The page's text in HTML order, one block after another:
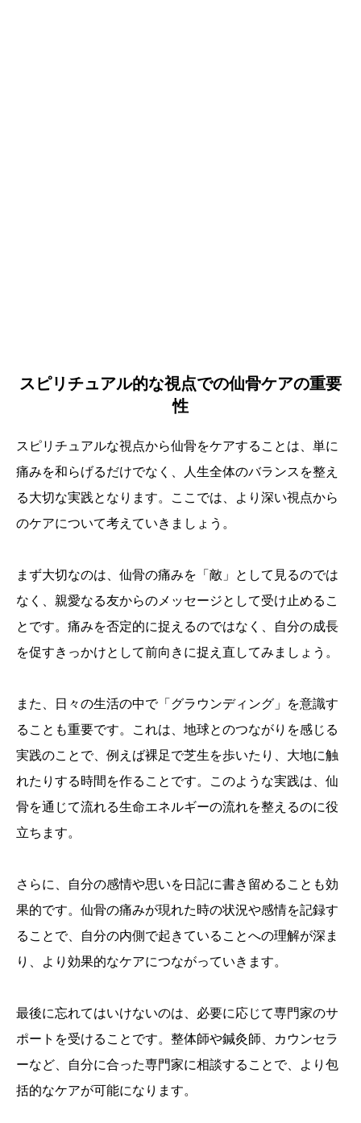
スピリチュアル的な視点での仙骨ケアの重要
性
スピリチュアルな視点から仙骨をケアすることは、単に
痛みを和らげるだけでなく、人生全体のバランスを整え
る大切な実践となります。ここでは、より深い視点から
のケアについて考えていきましょう。
まず大切なのは、仙骨の痛みを「敵」として見るのでは
なく、親愛なる友からのメッセージとして受け止めるこ
とです。痛みを否定的に捉えるのではなく、自分の成長
を促すきっかけとして前向きに捉え直してみましょう。
また、日々の生活の中で「グラウンディング」を意識す
ることも重要です。これは、地球とのつながりを感じる
実践のことで、例えば裸足で芝生を歩いたり、大地に触
れたりする時間を作ることです。このような実践は、仙
骨を通じて流れる生命エネルギーの流れを整えるのに役
立ちます。
さらに、自分の感情や思いを日記に書き留めることも効
果的です。仙骨の痛みが現れた時の状況や感情を記録す
ることで、自分の内側で起きていることへの理解が深ま
り、より効果的なケアにつながっていきます。
最後に忘れてはいけないのは、必要に応じて専門家のサ
ポートを受けることです。整体師や鍼灸師、カウンセラ
ーなど、自分に合った専門家に相談することで、より包
括的なケアが可能になります。